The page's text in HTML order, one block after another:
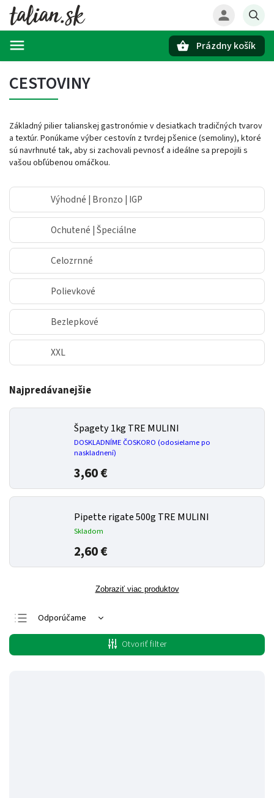
Prázdny košík
CESTOVINY
Základný pilier talianskej gastronómie v desiatkach tradičných tvarov
a textúr. Ponúkame výber cestovín z tvrdej pšenice (semoliny), ktoré
sú navrhnuté tak, aby si zachovali pevnosť a ideálne sa prepojili s
vašou obľúbenou omáčkou.
Výhodné | Bronzo | IGP
Ochutené | Špeciálne
Celozrnné
Polievkové
Bezlepkové
XXL
Najpredávanejšie
Špagety 1kg TRE MULINI
DOSKLADNÍME ČOSKORO (odosielame po
naskladnení)
3,60 €
Pipette rigate 500g TRE MULINI
Skladom
2,60 €
Zobraziť viac produktov
Odporúčame
Najlacnejšie
Najdrahšie
Otvoriť filter